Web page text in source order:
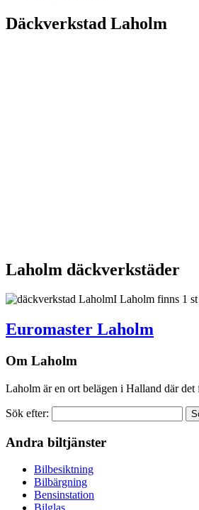
Däckverkstad Laholm
Laholm däckverkstäder
I Laholm finns 1
Euromaster Laholm
Om Laholm
Laholm är en ort belägen i Halland där
Sök efter:
Andra biltjänster
Bilbesiktning
Bilbärgning
Bensinstation